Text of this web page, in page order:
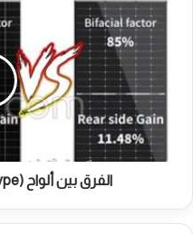
Type)
وألواح
الفرق بين ألواح (N-Type) وألواح (P-Type)